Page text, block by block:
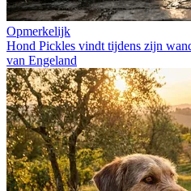
Opmerkelijk
Hond Pickles vindt tijdens zijn
van Engeland